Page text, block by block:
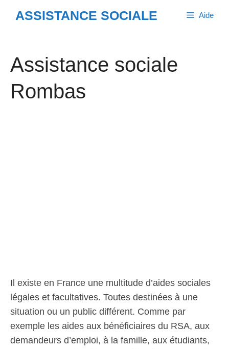
ASSISTANCE SOCIALE Aide
Assistance sociale
Rombas
Il existe en France une multitude d’aides sociales
légales et facultatives. Toutes destinées à une
situation ou un public différent. Comme par
exemple les aides aux bénéficiaires du RSA, aux
demandeurs d’emploi, à la famille, aux étudiants,